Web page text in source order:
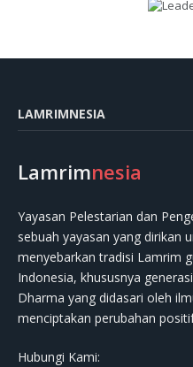
LAMRIMNESIA
Lamrimnesia
Yayasan Pelestarian dan
sebuah yayasan yang dirikan
menyebarkan tradisi Lamrim
Indonesia, khususnya
Dharma yang didasari oleh
menciptakan perubahan
Hubungi Kami: